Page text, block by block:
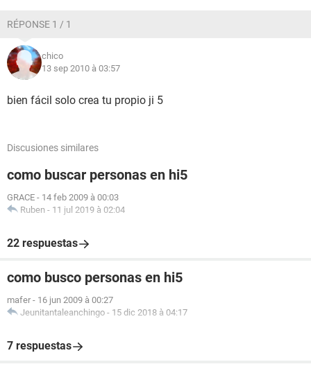
RÉPONSE 1 / 1
chico
13 sep 2010 à 03:57
bien fácil solo crea tu propio ji 5
Discusiones similares
como buscar personas en hi5
GRACE - 14 feb 2009 à 00:03
Ruben - 11 jul 2019 à 02:04
22 respuestas
como busco personas en hi5
mafer - 16 jun 2009 à 00:27
Jeunitantaleanchingo - 15 dic 2018 à 04:17
7 respuestas